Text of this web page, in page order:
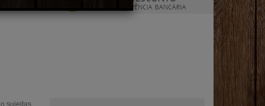
sujeitas